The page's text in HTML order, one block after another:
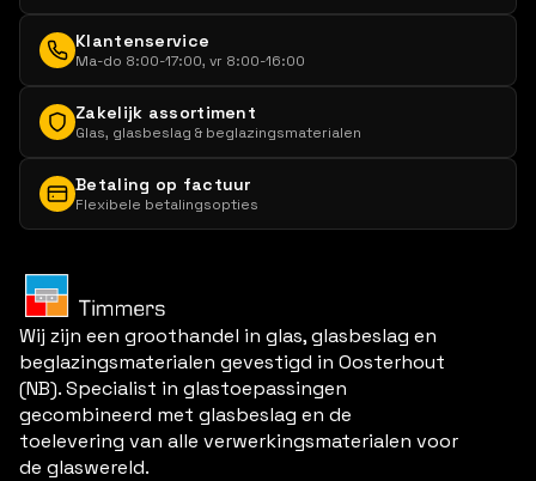
Klantenservice
Ma-do 8:00-17:00, vr 8:00-16:00
Zakelijk assortiment
Glas, glasbeslag & beglazingsmaterialen
Betaling op factuur
Flexibele betalingsopties
Wij zijn een groothandel in glas, glasbeslag en
beglazingsmaterialen gevestigd in Oosterhout
(NB). Specialist in glastoepassingen
gecombineerd met glasbeslag en de
toelevering van alle verwerkingsmaterialen voor
de glaswereld.